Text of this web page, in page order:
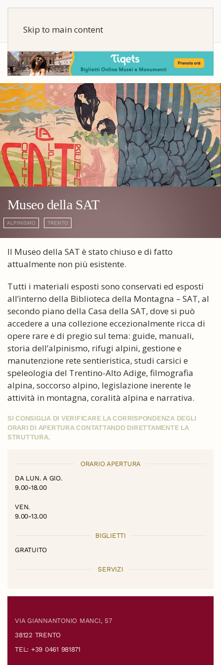
Skip to main content
Museo della SAT
ALPINISMO TRENTO
Il Museo della SAT è stato chiuso e di fatto
attualmente non più esistente.
Tutti i materiali esposti sono conservati ed esposti
all’interno della Biblioteca della Montagna – SAT, al
secondo piano della Casa della SAT, dove si può
accedere a una collezione eccezionalmente ricca di
opere rare e di pregio sul tema: guide, manuali,
storia dell’alpinismo, rifugi alpini, gestione e
manutenzione rete sentieristica, studi carsici e
speleologia del Trentino-Alto Adige, filmografia
alpina, soccorso alpino, legislazione inerente le
attività in montagna, coralità alpina e narrativa.
SI CONSIGLIA DI VERIFICARE LA CORRISPONDENZA DEGLI
ORARI DI APERTURA CONTATTANDO DIRETTAMENTE LA
STRUTTURA.
ORARIO APERTURA
DA LUN. A GIO.
9.00-18.00
VEN.
9.00-13.00
BIGLIETTI
GRATUITO
SERVIZI
VIA GIANNANTONIO MANCI, 57
38122 TRENTO
TEL: +39 0461 981871